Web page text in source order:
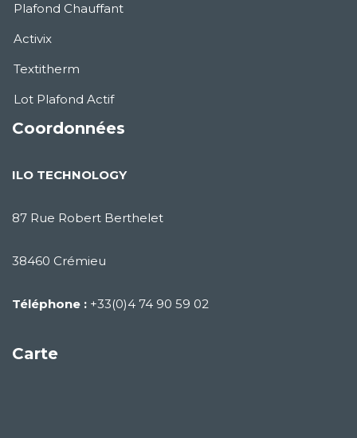
Plafond Chauffant
Activix
Textitherm
Lot Plafond Actif
Coordonnées
ILO TECHNOLOGY
87 Rue Robert Berthelet
38460 Crémieu
Téléphone : +33(0)4 74 90 59 02
Carte